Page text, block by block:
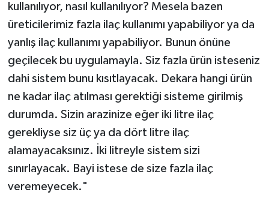
kullanılıyor, nasıl kullanılıyor? Mesela bazen
üreticilerimiz fazla ilaç kullanımı yapabiliyor ya da
yanlış ilaç kullanımı yapabiliyor. Bunun önüne
geçilecek bu uygulamayla. Siz fazla ürün isteseniz
dahi sistem bunu kısıtlayacak. Dekara hangi ürün
ne kadar ilaç atılması gerektiği sisteme girilmiş
durumda. Sizin arazinize eğer iki litre ilaç
gerekliyse siz üç ya da dört litre ilaç
alamayacaksınız. İki litreyle sistem sizi
sınırlayacak. Bayi istese de size fazla ilaç
veremeyecek."